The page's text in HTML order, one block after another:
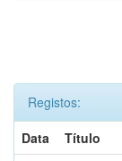
Registos:
Data
Título